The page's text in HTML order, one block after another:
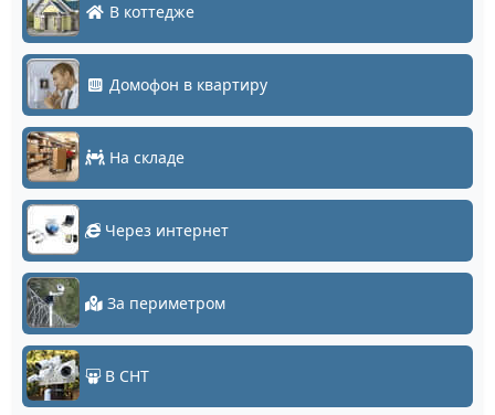
В коттедже
Домофон в квартиру
На складе
Через интернет
За периметром
В СНТ